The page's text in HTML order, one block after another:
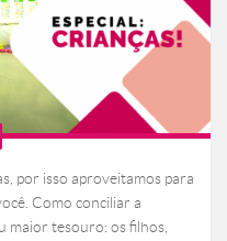
por isso aproveitamos para
Como conciliar a
maior tesouro: os filhos,